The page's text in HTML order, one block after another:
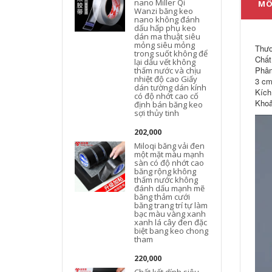
nano Miller Qi
Wanzi băng keo
nano không đánh
dấu hấp phụ keo
dán ma thuật siêu
mỏng siêu mỏng
trong suốt không để
lại dấu vết không
thấm nước và chịu
nhiệt độ cao Giấy
dán tường dán kính
có độ nhớt cao cố
định bán băng keo
sợi thủy tinh
202,000
Miloqi băng vải đen
một mặt màu mạnh
sàn có độ nhớt cao
băng rộng không
thấm nước không
đánh dấu mạnh mẽ
băng thảm cưới
băng trang trí tự làm
bạc màu vàng xanh
xanh lá cây đen đặc
biệt bang keo chong
tham
220,000
3